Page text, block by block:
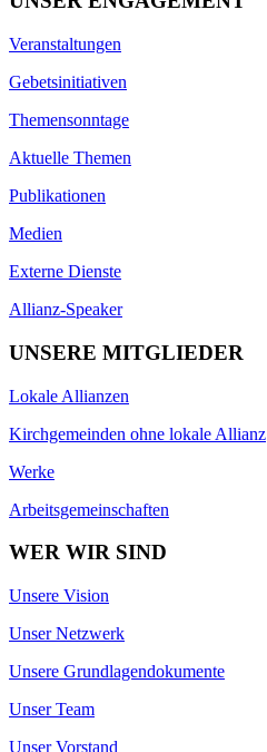
Veranstaltungen
Gebetsinitiativen
Themensonntage
Aktuelle Themen
Publikationen
Medien
Externe Dienste
Allianz-Speaker
UNSERE MITGLIEDER
Lokale Allianzen
Kirchgemeinden ohne lokale Allianz
Werke
Arbeitsgemeinschaften
WER WIR SIND
Unsere Vision
Unser Netzwerk
Unsere Grundlagendokumente
Unser Team
Unser Vorstand